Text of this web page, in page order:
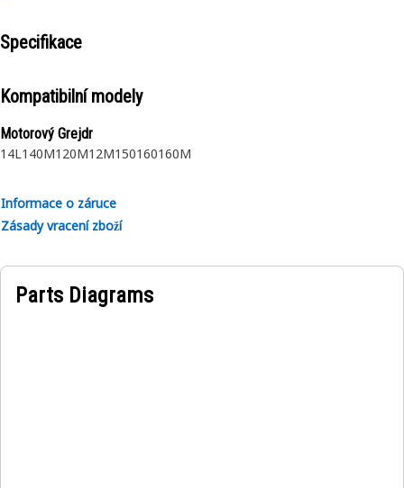
Specifikace
Kompatibilní modely
Motorový Grejdr
14L140M120M12M150160160M
Informace o záruce
Zásady vracení zboží
Parts Diagrams